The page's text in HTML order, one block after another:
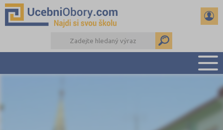
PŘÍPRAVA NA PŘIJÍMAČKY
DŮLEŽITÉ TERMÍNY